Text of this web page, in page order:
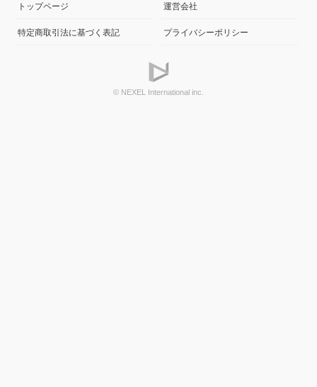
トップページ 運営会社
特定商取引法に基づく表記 プライバシーポリシー
© NEXEL International inc.